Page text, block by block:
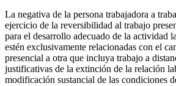
La negativa de la persona trabajadora a
ejercicio de la reversibilidad al trabajo
para el desarrollo adecuado de la actividad
estén exclusivamente relacionadas con el
presencial a otra que incluya trabajo a
justificativas de la extinción de la relación
modificación sustancial de las condiciones